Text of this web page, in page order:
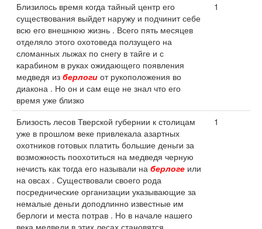
Близилось время когда тайный центр его
существования выйдет наружу и подчинит себе
всю его внешнюю жизнь . Всего пять месяцев
отделяло этого охотоведа ползущего на
сломанных лыжах по снегу в тайге и с
карабином в руках ожидающего появления
медведя из берлоги от рукоположения во
диакона . Но он и сам еще не знал что его
время уже близко
1
Близость лесов Тверской губернии к столицам
уже в прошлом веке привлекала азартных
охотников готовых платить большие деньги за
возможность поохотиться на медведя черную
нечисть как тогда его называли на берлоге или
на овсах . Существовали своего рода
посреднические организации указывающие за
немалые деньги доподлинно известные им
берлоги и места потрав . Но в начале нашего
века медведи в этих лесах становятся
1